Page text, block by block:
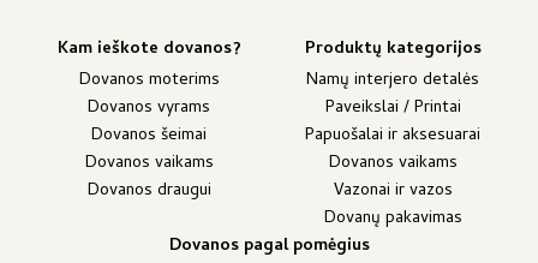
Kam ieškote dovanos?
Dovanos moterims
Dovanos vyrams
Dovanos šeimai
Dovanos vaikams
Dovanos draugui
Produktų kategorijos
Namų interjero detalės
Paveikslai / Printai
Papuošalai ir aksesuarai
Dovanos vaikams
Vazonai ir vazos
Dovanų pakavimas
Dovanos pagal pomėgius